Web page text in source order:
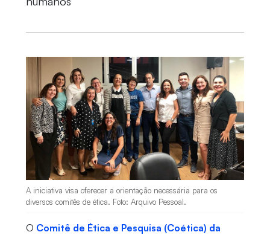
A iniciativa visa oferecer a orientação necessária para os
diversos comitês de ética. Foto: Arquivo Pessoal.
O Comitê de Ética e Pesquisa (Coética) da